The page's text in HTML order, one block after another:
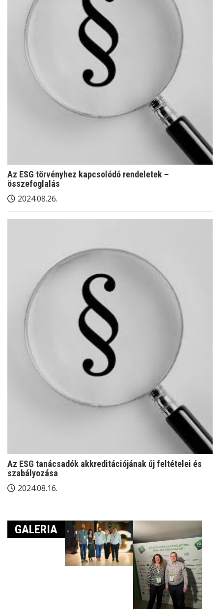
Az ESG törvényhez kapcsolódó rendeletek –
összefoglalás
2024.08.26.
Az ESG tanácsadók akkreditációjának új feltételei és
szabályozása
2024.08.16.
GALERIA